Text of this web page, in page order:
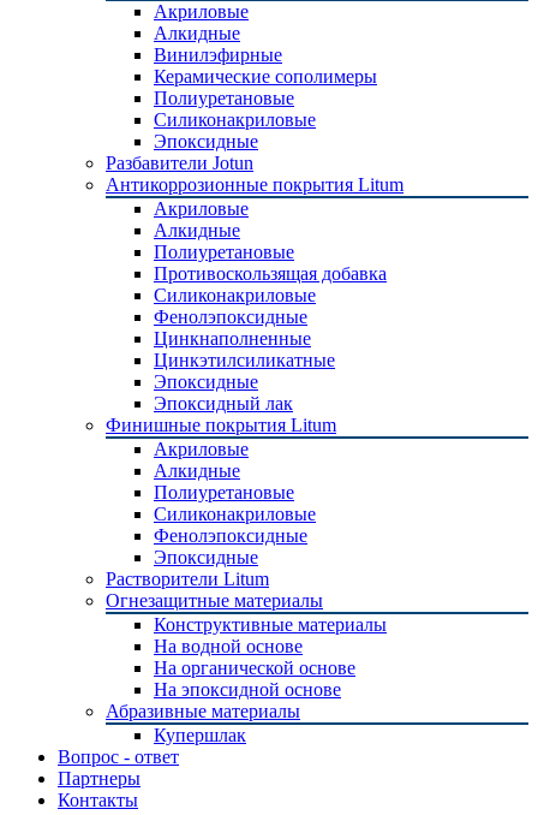
Акриловые
Алкидные
Винилэфирные
Керамические сополимеры
Полиуретановые
Силиконакриловые
Эпоксидные
Разбавители Jotun
Антикоррозионные покрытия Litum
Акриловые
Алкидные
Полиуретановые
Противоскользящая добавка
Силиконакриловые
Фенолэпоксидные
Цинкнаполненные
Цинкэтилсиликатные
Эпоксидные
Эпоксидный лак
Финишные покрытия Litum
Акриловые
Алкидные
Полиуретановые
Силиконакриловые
Фенолэпоксидные
Эпоксидные
Растворители Litum
Огнезащитные материалы
Конструктивные материалы
На водной основе
На органической основе
На эпоксидной основе
Абразивные материалы
Купершлак
Вопрос - ответ
Партнеры
Контакты